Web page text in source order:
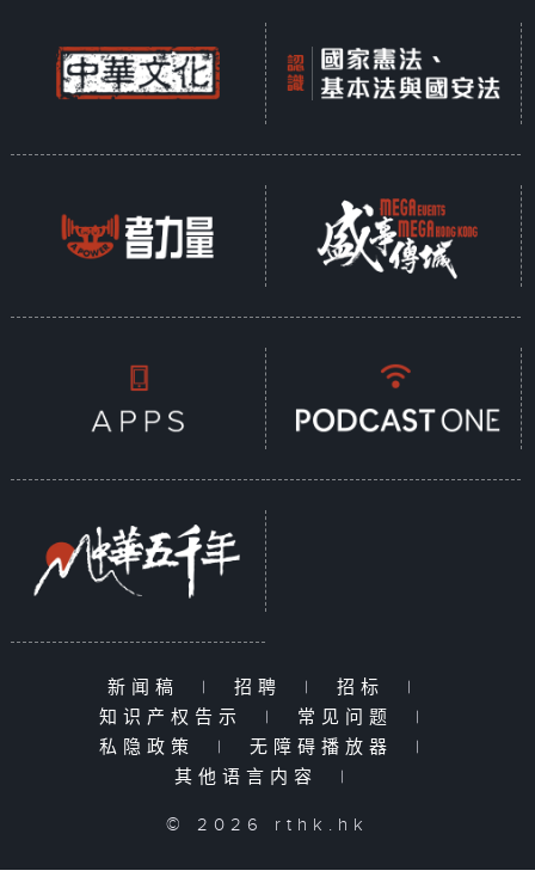
新闻稿 | 招聘 | 招标
|
知识产权告示
| 常见问题
|
私隐政策
| 无障碍播放器
|
其他语言内容
|
© 2026 rthk.hk